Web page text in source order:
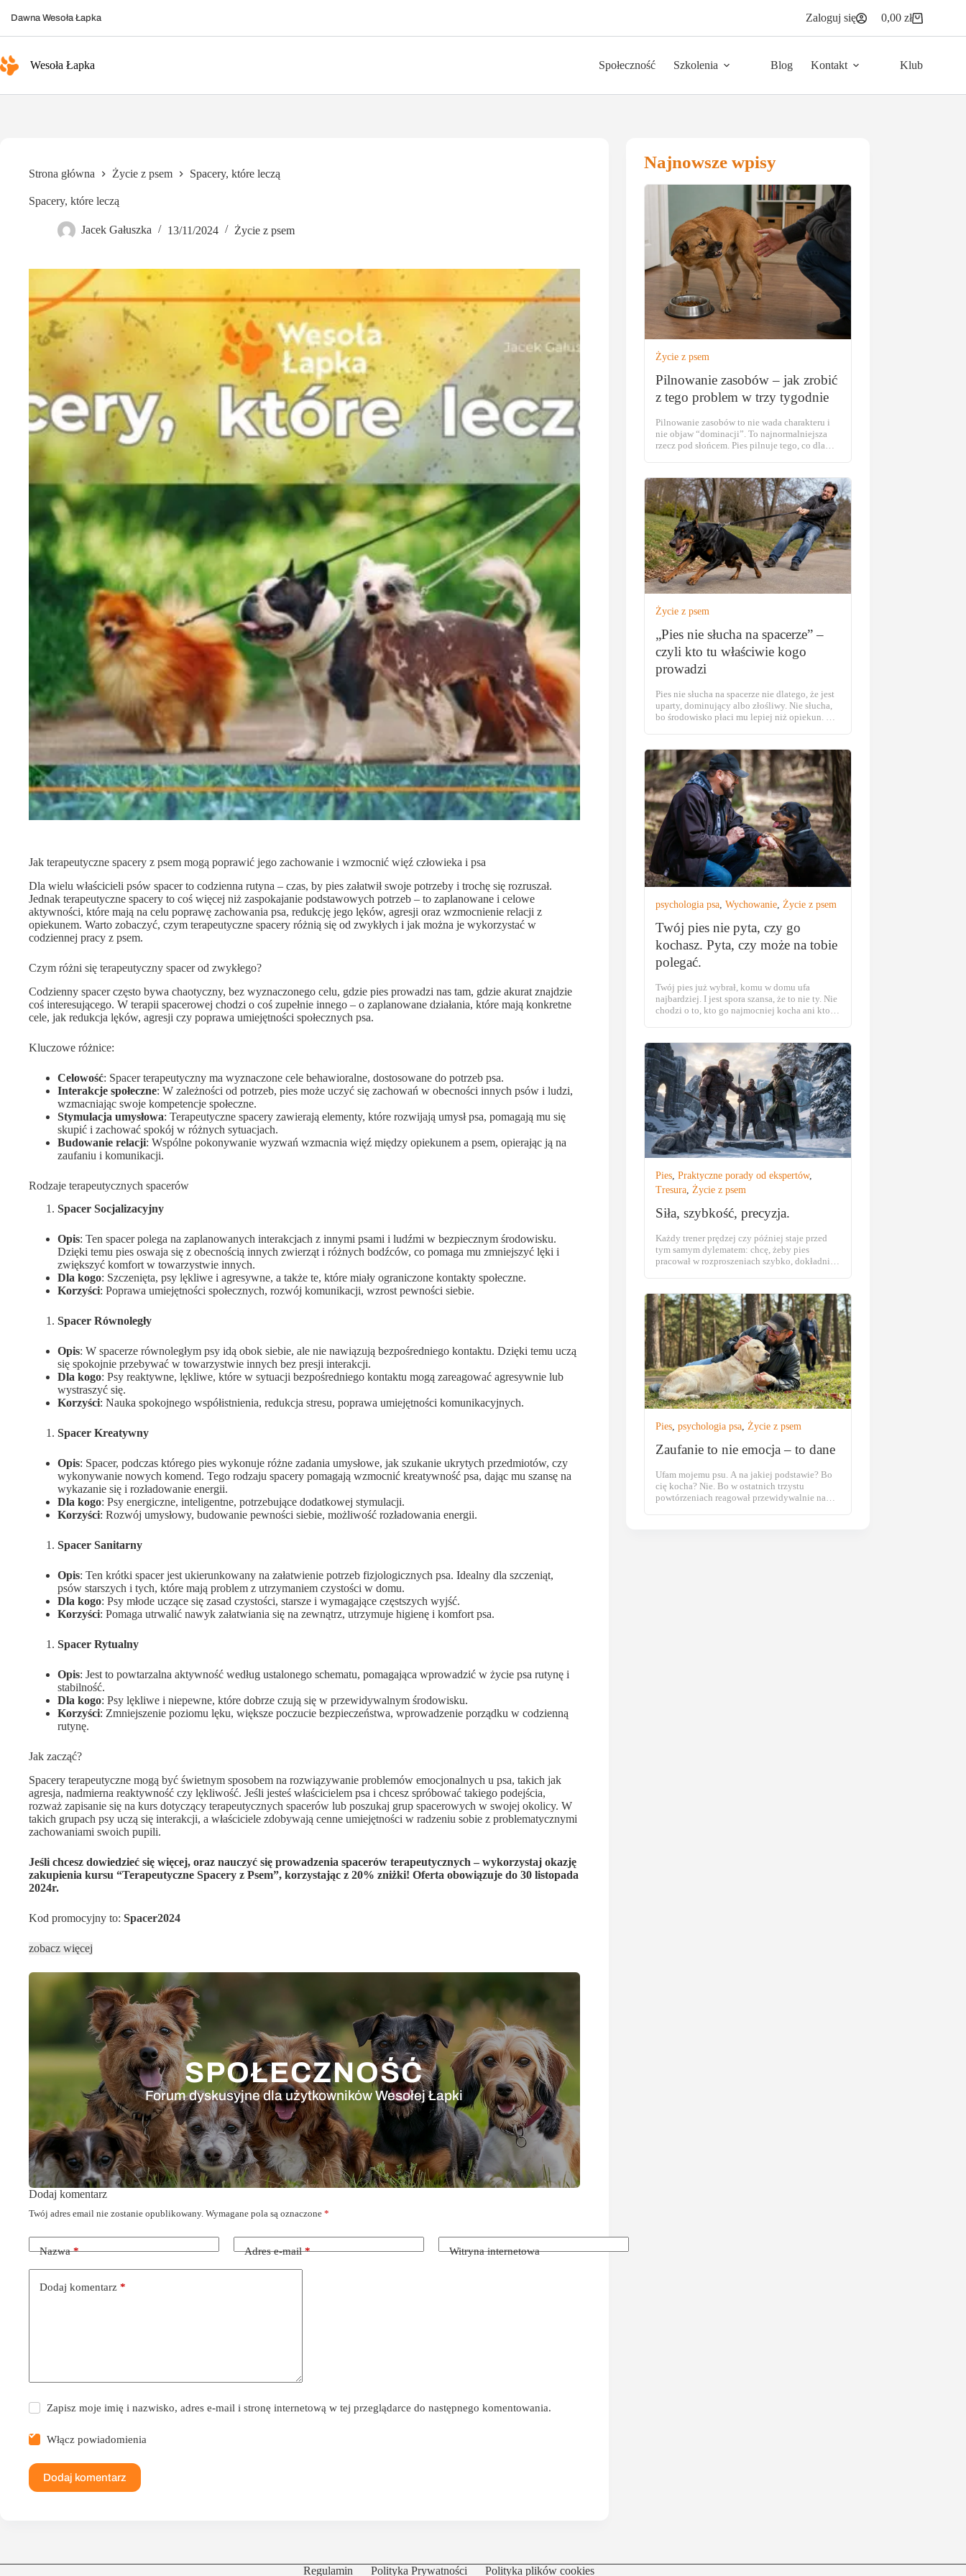
Dawna Wesoła Łapka Zaloguj się Koszyk
0,00 zł
Wesoła Łapka Społeczność Szkolenia Blog Kontakt Klub
Strona główna Życie z psem Spacery, które leczą
Spacery, które leczą
Jacek Gałuszka 13/11/2024 Życie z psem
Jak terapeutyczne spacery z psem mogą poprawić jego zachowanie i wzmocnić więź człowieka i psa
Dla wielu właścicieli psów spacer to codzienna rutyna – czas, by pies załatwił swoje potrzeby i trochę się rozruszał.
Jednak terapeutyczne spacery to coś więcej niż zaspokajanie podstawowych potrzeb – to zaplanowane i celowe
aktywności, które mają na celu poprawę zachowania psa, redukcję jego lęków, agresji oraz wzmocnienie relacji z
opiekunem. Warto zobaczyć, czym terapeutyczne spacery różnią się od zwykłych i jak można je wykorzystać w
codziennej pracy z psem.
Czym różni się terapeutyczny spacer od zwykłego?
Codzienny spacer często bywa chaotyczny, bez wyznaczonego celu, gdzie pies prowadzi nas tam, gdzie akurat znajdzie
coś interesującego. W terapii spacerowej chodzi o coś zupełnie innego – o zaplanowane działania, które mają konkretne
cele, jak redukcja lęków, agresji czy poprawa umiejętności społecznych psa.
Kluczowe różnice:
Celowość: Spacer terapeutyczny ma wyznaczone cele behawioralne, dostosowane do potrzeb psa.
Interakcje społeczne: W zależności od potrzeb, pies może uczyć się zachowań w obecności innych psów i ludzi,
wzmacniając swoje kompetencje społeczne.
Stymulacja umysłowa: Terapeutyczne spacery zawierają elementy, które rozwijają umysł psa, pomagają mu się
skupić i zachować spokój w różnych sytuacjach.
Budowanie relacji: Wspólne pokonywanie wyzwań wzmacnia więź między opiekunem a psem, opierając ją na
zaufaniu i komunikacji.
Rodzaje terapeutycznych spacerów
Spacer Socjalizacyjny
Opis: Ten spacer polega na zaplanowanych interakcjach z innymi psami i ludźmi w bezpiecznym środowisku.
Dzięki temu pies oswaja się z obecnością innych zwierząt i różnych bodźców, co pomaga mu zmniejszyć lęki i
zwiększyć komfort w towarzystwie innych.
Dla kogo: Szczenięta, psy lękliwe i agresywne, a także te, które miały ograniczone kontakty społeczne.
Korzyści: Poprawa umiejętności społecznych, rozwój komunikacji, wzrost pewności siebie.
Spacer Równoległy
Opis: W spacerze równoległym psy idą obok siebie, ale nie nawiązują bezpośredniego kontaktu. Dzięki temu uczą
się spokojnie przebywać w towarzystwie innych bez presji interakcji.
Dla kogo: Psy reaktywne, lękliwe, które w sytuacji bezpośredniego kontaktu mogą zareagować agresywnie lub
wystraszyć się.
Korzyści: Nauka spokojnego współistnienia, redukcja stresu, poprawa umiejętności komunikacyjnych.
Spacer Kreatywny
Opis: Spacer, podczas którego pies wykonuje różne zadania umysłowe, jak szukanie ukrytych przedmiotów, czy
wykonywanie nowych komend. Tego rodzaju spacery pomagają wzmocnić kreatywność psa, dając mu szansę na
wykazanie się i rozładowanie energii.
Dla kogo: Psy energiczne, inteligentne, potrzebujące dodatkowej stymulacji.
Korzyści: Rozwój umysłowy, budowanie pewności siebie, możliwość rozładowania energii.
Spacer Sanitarny
Opis: Ten krótki spacer jest ukierunkowany na załatwienie potrzeb fizjologicznych psa. Idealny dla szczeniąt,
psów starszych i tych, które mają problem z utrzymaniem czystości w domu.
Dla kogo: Psy młode uczące się zasad czystości, starsze i wymagające częstszych wyjść.
Korzyści: Pomaga utrwalić nawyk załatwiania się na zewnątrz, utrzymuje higienę i komfort psa.
Spacer Rytualny
Opis: Jest to powtarzalna aktywność według ustalonego schematu, pomagająca wprowadzić w życie psa rutynę i
stabilność.
Dla kogo: Psy lękliwe i niepewne, które dobrze czują się w przewidywalnym środowisku.
Korzyści: Zmniejszenie poziomu lęku, większe poczucie bezpieczeństwa, wprowadzenie porządku w codzienną
rutynę.
Jak zacząć?
Spacery terapeutyczne mogą być świetnym sposobem na rozwiązywanie problemów emocjonalnych u psa, takich jak
agresja, nadmierna reaktywność czy lękliwość. Jeśli jesteś właścicielem psa i chcesz spróbować takiego podejścia,
rozważ zapisanie się na kurs dotyczący terapeutycznych spacerów lub poszukaj grup spacerowych w swojej okolicy. W
takich grupach psy uczą się interakcji, a właściciele zdobywają cenne umiejętności w radzeniu sobie z problematycznymi
zachowaniami swoich pupili.
Jeśli chcesz dowiedzieć się więcej, oraz nauczyć się prowadzenia spacerów terapeutycznych – wykorzystaj okazję
zakupienia kursu “Terapeutyczne Spacery z Psem”, korzystając z 20% zniżki! Oferta obowiązuje do 30 listopada
2024r.
Kod promocyjny to: Spacer2024
zobacz więcej
SPOŁECZNOŚĆ
Forum dyskusyjne dla użytkowników Wesołej Łapki
Dodaj komentarz
Twój adres email nie zostanie opublikowany. Wymagane pola są oznaczone *
Nazwa* Adres e-mail* Witryna internetowa
Dodaj komentarz *
Zapisz moje imię i nazwisko, adres e-mail i stronę internetową w tej przeglądarce do następnego komentowania.
Włącz powiadomienia
Dodaj komentarz
Najnowsze wpisy
Życie z psem
Pilnowanie zasobów – jak zrobić
z tego problem w trzy tygodnie
Pilnowanie zasobów to nie wada charakteru i
nie objaw “dominacji”. To najnormalniejsza
rzecz pod słońcem. Pies pilnuje tego, co dla
bez oporu, ten częściej głodował. Warczenie
nad miską samo w sobie nie jest problemem.
Problemem jest to, co opiekun zrobi z tym […]
Życie z psem
„Pies nie słucha na spacerze” –
czyli kto tu właściwie kogo
prowadzi
Pies nie słucha na spacerze nie dlatego, że jest
uparty, dominujący albo złośliwy. Nie słucha,
bo środowisko płaci mu lepiej niż opiekun. To
którą zna każdy trener. Park, smycz, pies z
nosem przy ziemi. Opiekun woła. Nic. Woła
głośniej. Nic. Woła trzeci […]
psychologia psa, Wychowanie, Życie z psem
Twój pies nie pyta, czy go
kochasz. Pyta, czy może na tobie
polegać.
Twój pies już wybrał, komu w domu ufa
najbardziej. I jest spora szansa, że to nie ty. Nie
chodzi o to, kto go najmocniej kocha ani kto
przewidywalności - i ufa temu, czyje sygnały
potrafi przewidzieć. Ton głosu, postawa ciała,
spojrzenie, zapach, twoja reakcja, gdy sytuacja
się sypie - to wszystko pies nieustannie mierzy.
W nowym tekście rozkładam na czynniki
pierwsze, co naprawdę buduje zaufanie psa. Z
badaniami, bez ckliwości. Bo twój pies nie
pyta "czy mnie kochasz". Pyta "czy mogę na
tobie polegać".
Pies, Praktyczne porady od ekspertów,
Tresura, Życie z psem
Siła, szybkość, precyzja.
Każdy trener prędzej czy później staje przed
tym samym dylematem: chcę, żeby pies
pracował w rozproszeniach szybko, dokładnie i
precyzja to trzy zmienne, którymi zarządzasz
przy każdym treningu. Możesz mieć dwie.
Nigdy wszystkie trzy naraz.
Pies, psychologia psa, Życie z psem
Zaufanie to nie emocja – to dane
Ufam mojemu psu. A na jakiej podstawie? Bo
cię kocha? Nie. Bo w ostatnich trzystu
powtórzeniach reagował przewidywalnie na
Regulamin Polityka Prywatności Polityka plików cookies